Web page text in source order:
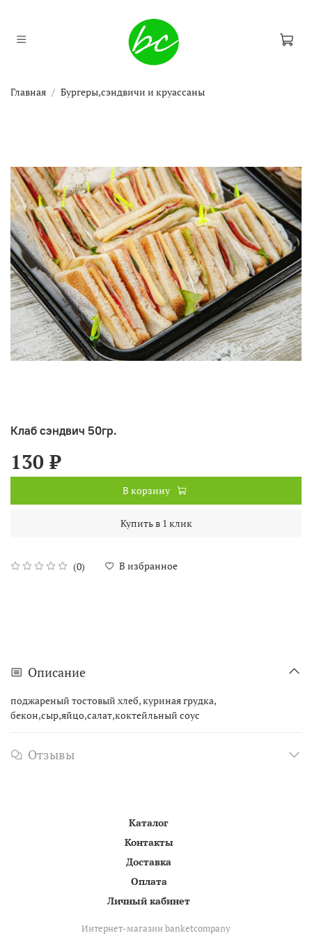
Главная Бургеры,сэндвичи и круассаны
Клаб сэндвич 50гр.
(0) В избранное
130 ₽
В корзину
Купить в 1 клик
Описание
поджареный тостовый хлеб, куриная грудка,
бекон,сыр,яйцо,салат,коктейльный соус
Отзывы
Каталог
Контакты
Доставка
Оплата
Личный кабинет
Интернет-магазин banketcompany